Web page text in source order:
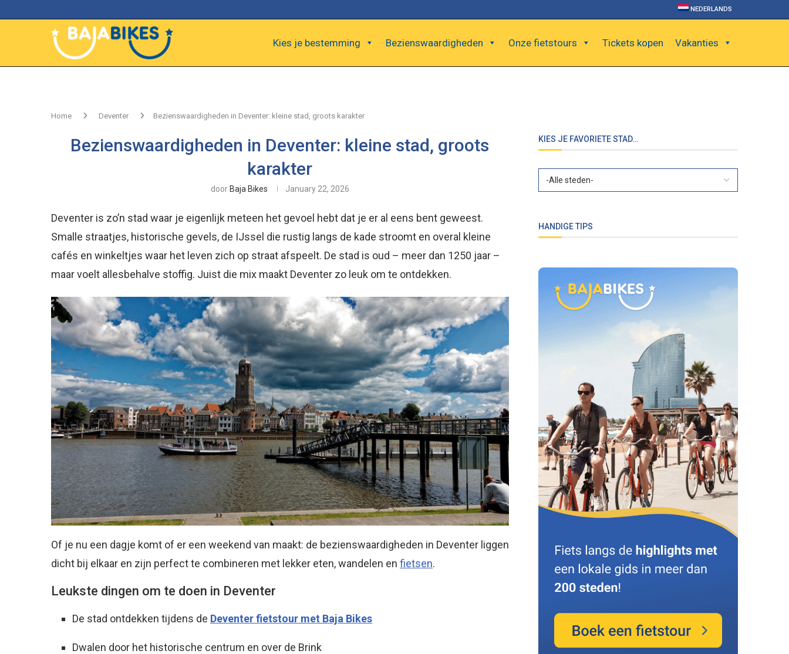
NEDERLANDS
Kies je bestemming Bezienswaardigheden Onze fietstours Tickets kopen Vakanties
Home Deventer Bezienswaardigheden in Deventer: kleine stad, groots karakter
Bezienswaardigheden in Deventer: kleine stad, groots
karakter
door Baja Bikes January 22, 2026
Deventer is zo’n stad waar je eigenlijk meteen het gevoel hebt dat je er al eens bent geweest.
Smalle straatjes, historische gevels, de IJssel die rustig langs de kade stroomt en overal kleine
cafés en winkeltjes waar het leven zich op straat afspeelt. De stad is oud – meer dan 1250 jaar –
maar voelt allesbehalve stoffig. Juist die mix maakt Deventer zo leuk om te ontdekken.
Of je nu een dagje komt of er een weekend van maakt: de bezienswaardigheden in Deventer liggen
dicht bij elkaar en zijn perfect te combineren met lekker eten, wandelen en fietsen.
Leukste dingen om te doen in Deventer
De stad ontdekken tijdens de Deventer fietstour met Baja Bikes
Dwalen door het historische centrum en over de Brink
KIES JE FAVORIETE STAD…
HANDIGE TIPS